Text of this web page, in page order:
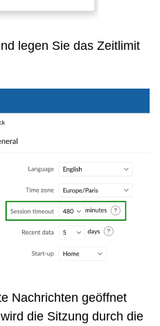
legen Sie das Zeitlimit
Nachrichten geöffnet
die Sitzung durch die